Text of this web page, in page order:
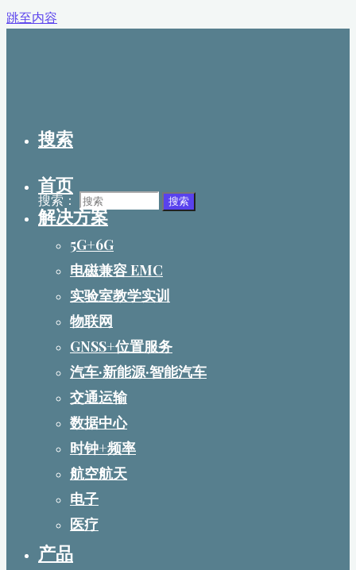
跳至内容
搜索
搜索： 搜索
首页
解决方案
5G+6G
电磁兼容 EMC
实验室教学实训
物联网
GNSS+位置服务
汽车·新能源·智能汽车
交通运输
数据中心
时钟+频率
航空航天
电子
医疗
产品